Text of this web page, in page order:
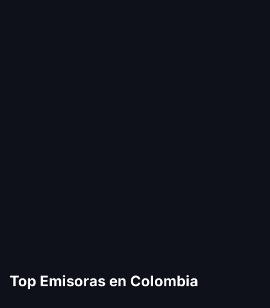
Top Emisoras en Colombia